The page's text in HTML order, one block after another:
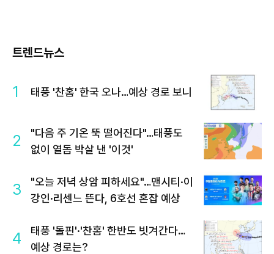
트렌드뉴스
1 태풍 '찬홈' 한국 오나…예상 경로 보니
2
"다음 주 기온 뚝 떨어진다"…태풍도
없이 열돔 박살 낸 '이것'
3
"오늘 저녁 상암 피하세요"…맨시티·이
강인·리센느 뜬다, 6호선 혼잡 예상
4
태풍 '돌핀'·'찬홈' 한반도 빗겨간다…
예상 경로는?